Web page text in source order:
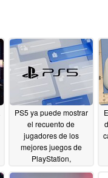
PS5 ya puede mostrar
el recuento de
jugadores de los
mejores juegos de
PlayStation,